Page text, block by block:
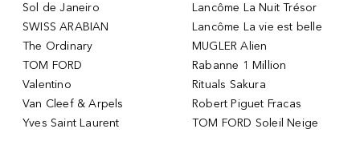
Sol de Janeiro
SWISS ARABIAN
The Ordinary
TOM FORD
Valentino
Van Cleef & Arpels
Yves Saint Laurent
Lancôme La Nuit Trésor
Lancôme La vie est belle
MUGLER Alien
Rabanne 1 Million
Rituals Sakura
Robert Piguet Fracas
TOM FORD Soleil Neige